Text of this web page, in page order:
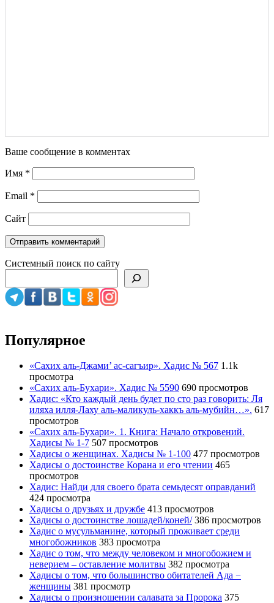
Ваше сообщение в комментах
Имя *
Email *
Сайт
Системный поиск по сайту
Популярное
«Сахих аль-Джами’ ас-сагъир». Хадис № 567 1.1k
просмотра
«Сахих аль-Бухари». Хадис № 5590 690 просмотров
Хадис: «Кто каждый день будет по сто раз говорить: Ля
иляха илля-Лаху аль-маликуль-хаккъ аль-мубийн…». 617
просмотров
«Сахих аль-Бухари». 1. Книга: Начало откровений.
Хадисы № 1-7 507 просмотров
Хадисы о женщинах. Хадисы № 1-100 477 просмотров
Хадисы о достоинстве Корана и его чтении 465
просмотров
Хадис: Найди для своего брата семьдесят оправданий
424 просмотра
Хадисы о друзьях и дружбе 413 просмотров
Хадисы о достоинстве лошадей/коней/ 386 просмотров
Хадис о мусульманине, который проживает среди
многобожников 383 просмотра
Хадис о том, что между человеком и многобожием и
неверием – оставление молитвы 382 просмотра
Хадисы о том, что большинство обитателей Ада −
женщины 381 просмотр
Хадисы о произношении салавата за Пророка 375